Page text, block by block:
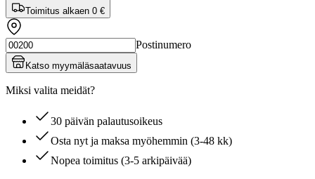
Toimitus alkaen 0 €
Postinumero
Katso myymäläsaatavuus
Miksi valita meidät?
30 päivän palautusoikeus
Osta nyt ja maksa myöhemmin (3-48 kk)
Nopea toimitus (3-5 arkipäivää)